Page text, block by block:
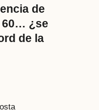
de
60… ¿se
de la